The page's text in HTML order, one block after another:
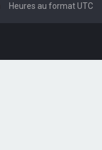
Heures au formatUTC